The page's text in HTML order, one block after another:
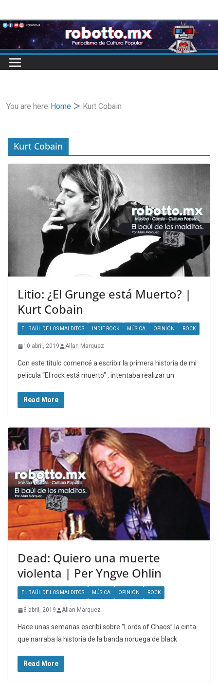
to
content
You are here: Home Kurt Cobain
Kurt Cobain
Litio: ¿El Grunge está Muerto? |
Kurt Cobain
EL BAÚL DE LOS MALDITOS INDIE ROCK MÚSICA OPINIÓN ROCK
10 abril, 2019 Allan Marquez
Con este título comencé a escribir la primera historia de mi
película “El rock está muerto” , intentaba realizar un
Read More
Dead: Quiero una muerte
violenta | Per Yngve Ohlin
EL BAÚL DE LOS MALDITOS MÚSICA OPINIÓN ROCK
8 abril, 2019 Allan Marquez
Hace unas semanas escribí sobre “Lords of Chaos” la cinta
que narraba la historia de la banda noruega de black
Read More